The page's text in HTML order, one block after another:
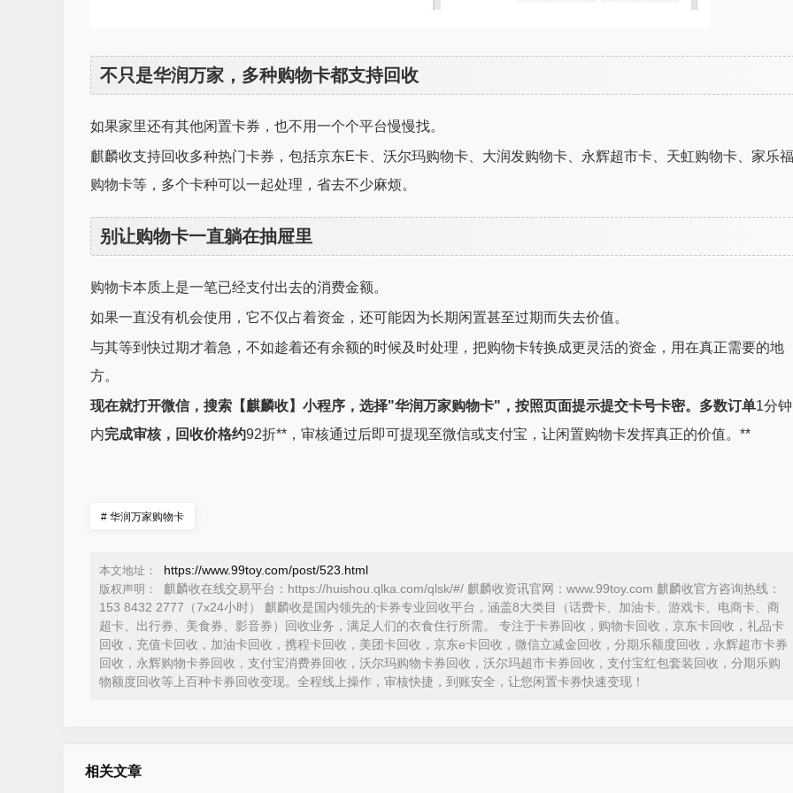
不只是华润万家，多种购物卡都支持回收
如果家里还有其他闲置卡券，也不用一个个平台慢慢找。
麒麟收支持回收多种热门卡券，包括京东E卡、沃尔玛购物卡、大润发购物卡、永辉超市卡、天虹购物卡、家乐福
购物卡等，多个卡种可以一起处理，省去不少麻烦。
别让购物卡一直躺在抽屉里
购物卡本质上是一笔已经支付出去的消费金额。
如果一直没有机会使用，它不仅占着资金，还可能因为长期闲置甚至过期而失去价值。
与其等到快过期才着急，不如趁着还有余额的时候及时处理，把购物卡转换成更灵活的资金，用在真正需要的地
方。
现在就打开微信，搜索【麒麟收】小程序，选择"华润万家购物卡"，按照页面提示提交卡号卡密。多数订单1分钟
内完成审核，回收价格约92折**，审核通过后即可提现至微信或支付宝，让闲置购物卡发挥真正的价值。**
# 华润万家购物卡
本文地址： https://www.99toy.com/post/523.html
版权声明：
麒麟收在线交易平台：https://huishou.qlka.com/qlsk/#/ 麒麟收资讯官网：www.99toy.com 麒麟收官方咨询热线：
153 8432 2777（7x24小时） 麒麟收是国内领先的卡券专业回收平台，涵盖8大类目（话费卡、加油卡、游戏卡、电商卡、商
超卡、出行券、美食券、影音券）回收业务，满足人们的衣食住行所需。 专注于卡券回收，购物卡回收，京东卡回收，礼品卡
回收，充值卡回收，加油卡回收，携程卡回收，美团卡回收，京东e卡回收，微信立减金回收，分期乐额度回收，永辉超市卡券
回收，永辉购物卡券回收，支付宝消费券回收，沃尔玛购物卡券回收，沃尔玛超市卡券回收，支付宝红包套装回收，分期乐购
物额度回收等上百种卡券回收变现。全程线上操作，审核快捷，到账安全，让您闲置卡券快速变现！
相关文章